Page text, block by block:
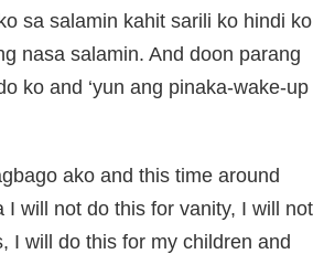
sa salamin kahit sarili ko hindi ko
nasa salamin. And doon parang
ko and ‘yun ang pinaka-wake-up
ako and this time around
I will not do this for vanity, I will not
I will do this for my children and